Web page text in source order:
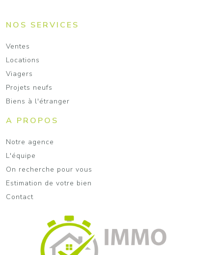
NOS SERVICES
Ventes
Locations
Viagers
Projets neufs
Biens à l'étranger
A PROPOS
Notre agence
L'équipe
On recherche pour vous
Estimation de votre bien
Contact